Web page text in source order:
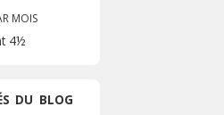
MOIS
4½
DU BLOG